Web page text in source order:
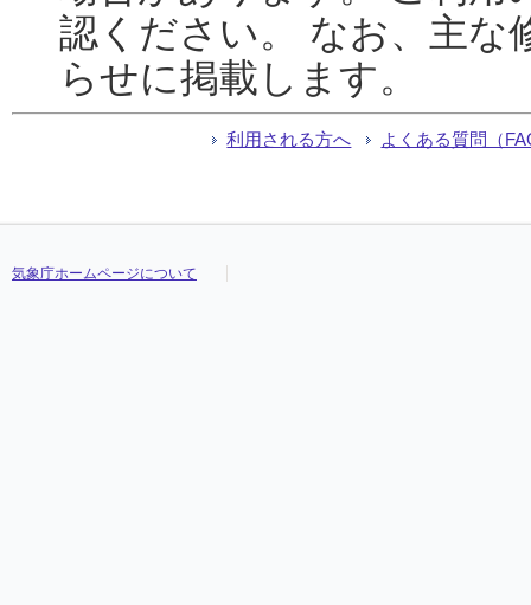
認ください。 なお、主な
らせに掲載します。
利用される方へ よくある質問（
気象庁ホームページについて